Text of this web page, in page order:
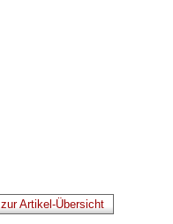
zur Artikel-Übersicht